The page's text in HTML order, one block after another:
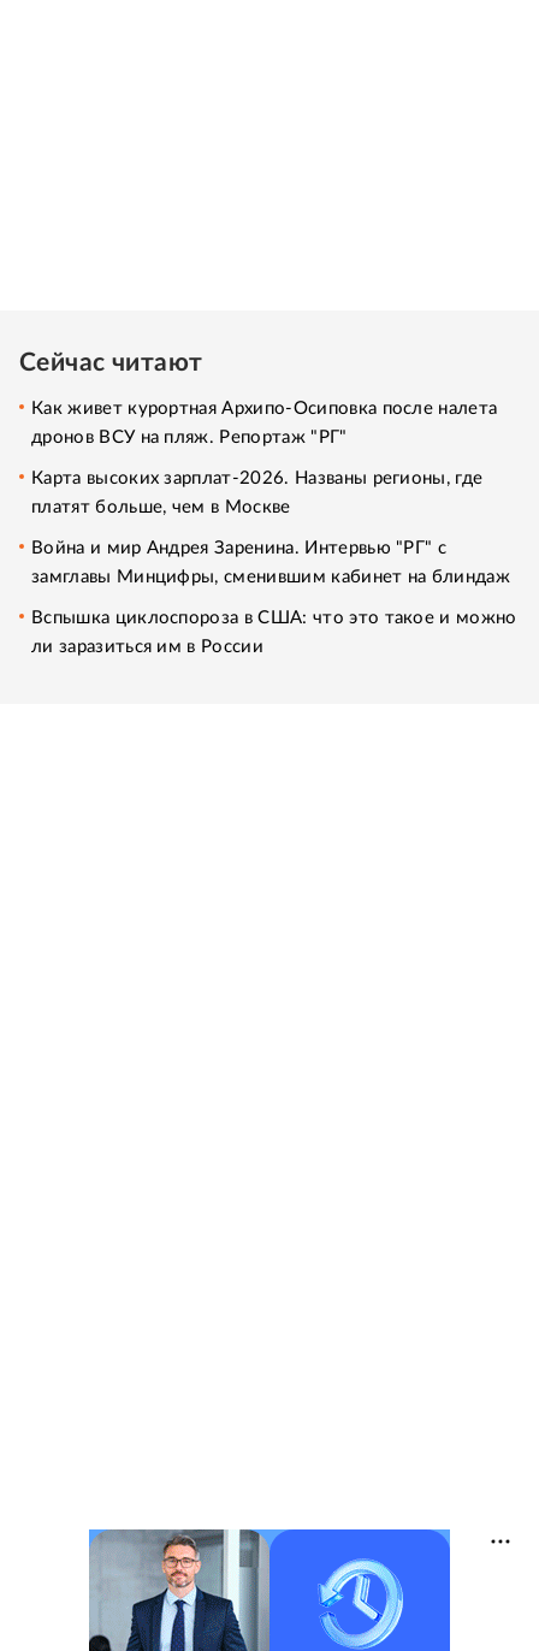
Сейчас читают
Как живет курортная Архипо-Осиповка после налета
дронов ВСУ на пляж. Репортаж "РГ"
Карта высоких зарплат-2026. Названы регионы, где
платят больше, чем в Москве
Война и мир Андрея Заренина. Интервью "РГ" с
замглавы Минцифры, сменившим кабинет на блиндаж
Вспышка циклоспороза в США: что это такое и можно
ли заразиться им в России